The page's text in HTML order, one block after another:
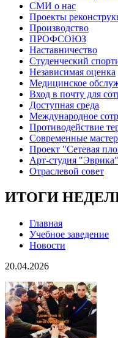
СМИ о нас
Проекты
Производство
ПРОФСОЮЗ
Наставничество
Студенческий
Независимая оценка
Медицинское
Вход в почту для
Доступная среда
Международное
Противодействие
Современные
Проект "Сетевая
Арт-студия "Эврика"
Отраслевой совет
ИТОГИ
Главная
Учебное заведение
Новости
20.04.2026